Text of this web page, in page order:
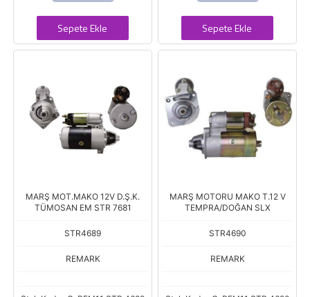
Sepete Ekle Sepete Ekle
MARŞ MOT.MAKO 12V D.Ş.K.
TÜMOSAN EM STR 7681
STR4689
REMARK
MARŞ MOTORU MAKO T.12 V
TEMPRA/DOĞAN SLX
STR4690
REMARK